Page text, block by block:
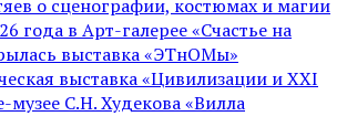
о сценографии, костюмах и магии
года в Арт-галерее «Счастье на
выставка «ЭТнОМы»
выставка «Цивилизации и ХХI
музее С.Н. Худекова «Вилла